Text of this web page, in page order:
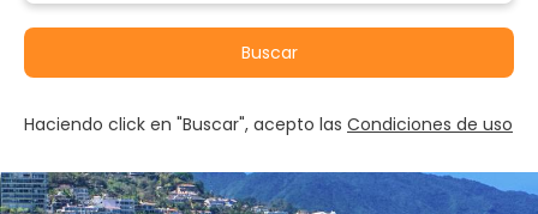
Buscar
Haciendo click en "Buscar", acepto las Condiciones de uso